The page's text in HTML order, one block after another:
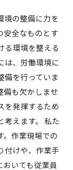
境の整備に力を
安全なものとす
る環境を整える
は、労働環境に
備を行っていま
備も欠かしませ
を発揮するため
考えます。 私た
。作業現場での
付けや、作業手
いても従業員